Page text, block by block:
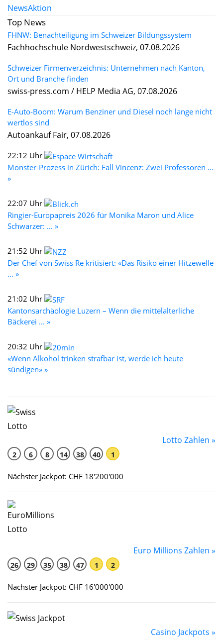
NewsAktion
Top News
FHNW: Benachteiligung im Schweizer Bildungssystem
Fachhochschule Nordwestschweiz, 07.08.2026
Schweizer Firmenverzeichnis: Unternehmen nach Kanton,
Ort und Branche finden
swiss-press.com / HELP Media AG, 07.08.2026
E-Auto-Boom: Warum Benziner und Diesel noch lange nicht
wertlos sind
Autoankauf Fair, 07.08.2026
22:12 Uhr
Monster-Prozess in Zürich: Fall Vincenz: Zwei Professoren ...
»
22:07 Uhr
Ringier-Europapreis 2026 für Monika Maron und Alice
Schwarzer: ... »
21:52 Uhr
Der Chef von Swiss Re kritisiert: «Das Risiko einer Hitzewelle
... »
21:02 Uhr
Kantonsarchäologie Luzern – Wenn die mittelalterliche
Bäckerei ... »
20:32 Uhr
«Wenn Alkohol trinken strafbar ist, werde ich heute
sündigen» »
Lotto Zahlen »
2 6 8 14 38 40 1
Nächster Jackpot: CHF 18'200'000
Euro Millions Zahlen »
26 29 35 38 47 1 2
Nächster Jackpot: CHF 16'000'000
Casino Jackpots »